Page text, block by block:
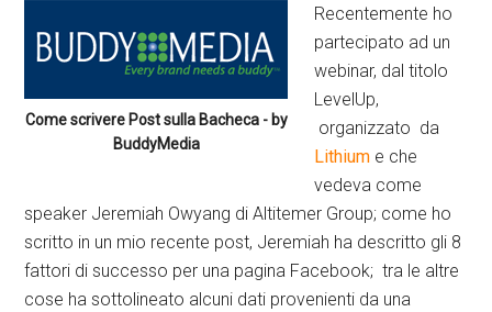
Come scrivere Post sulla Bacheca - by
BuddyMedia
Recentemente ho
partecipato ad un
webinar, dal titolo
LevelUp,
organizzato da
Lithium e che
vedeva come
speaker Jeremiah Owyang di Altitemer Group; come ho
scritto in un mio recente post, Jeremiah ha descritto gli 8
fattori di successo per una pagina Facebook; tra le altre
cose ha sottolineato alcuni dati provenienti da una